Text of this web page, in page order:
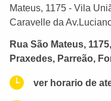
Mateus, 1175 - Vila
Caravelle da
Rua São Mateus,
Praxedes, Parreão,
ver horario de